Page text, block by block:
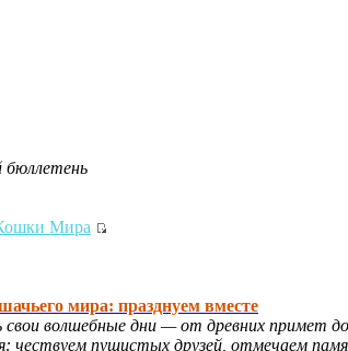
Мира
мира: празднуем вместе
волшебные дни — от древних примет
чествуем пушистых друзей, отмечаем